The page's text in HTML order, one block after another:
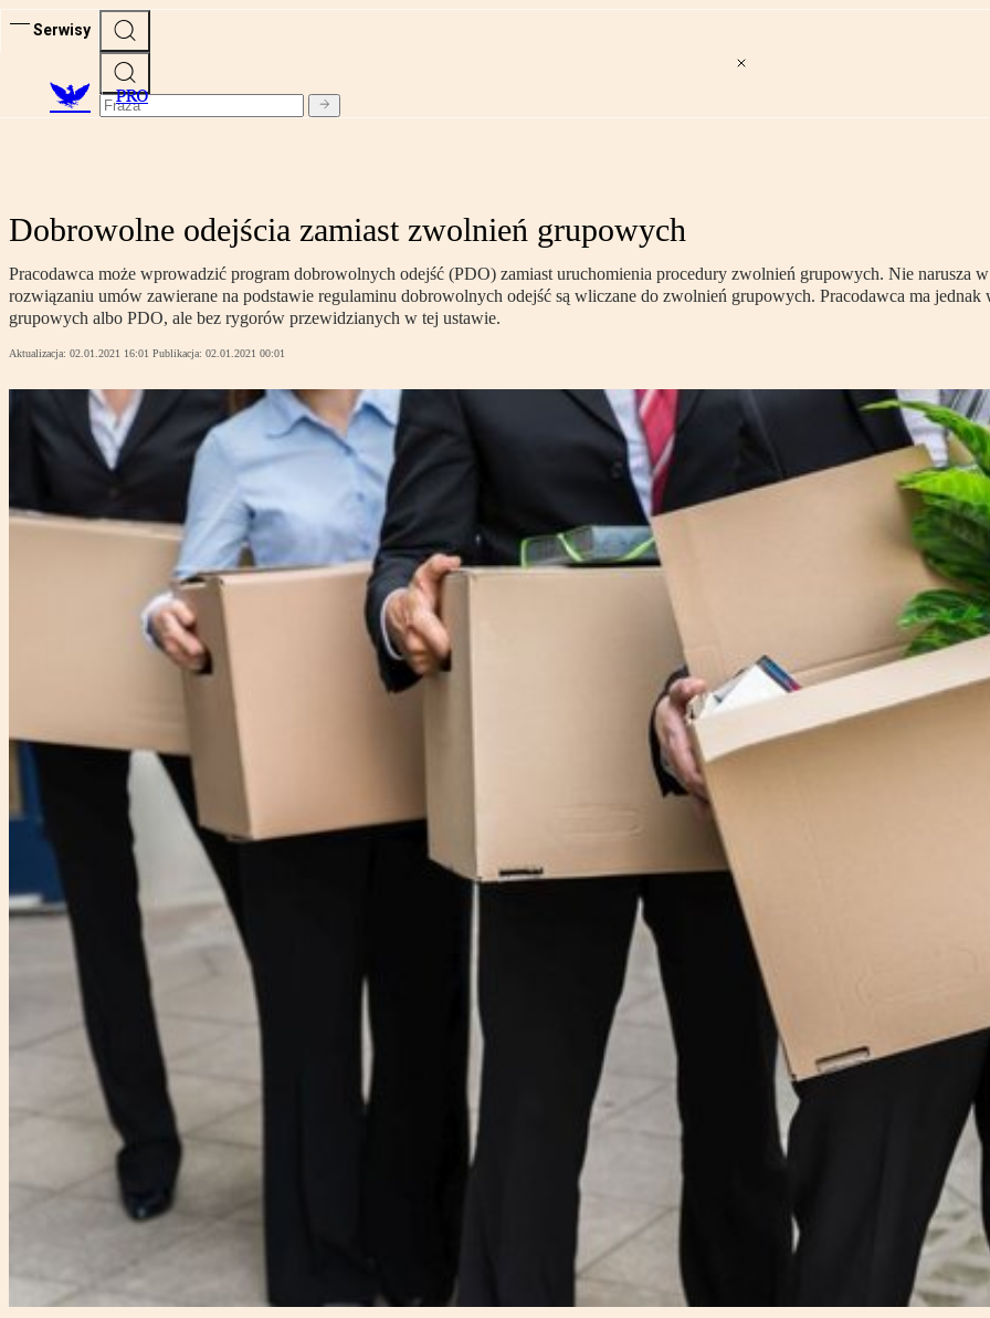
Serwisy
PRO
Dobrowolne odejścia zamiast zwolnień grupowych
Pracodawca może wprowadzić program dobrowolnych odejść (PDO) zamiast uruchomienia procedury zwolnień grupowych. Nie narusza
rozwiązaniu umów zawierane na podstawie regulaminu dobrowolnych odejść są wliczane do zwolnień grupowych. Pracodawca ma
grupowych albo PDO, ale bez rygorów przewidzianych w tej ustawie.
Aktualizacja: 02.01.2021 16:01 Publikacja: 02.01.2021 00:01